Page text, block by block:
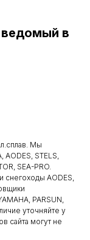
ведомый в
Мы
AODES, STELS,
SEA-PRO.
снегоходы AODES,
PARSUN,
уточняйте у
сайта могут не